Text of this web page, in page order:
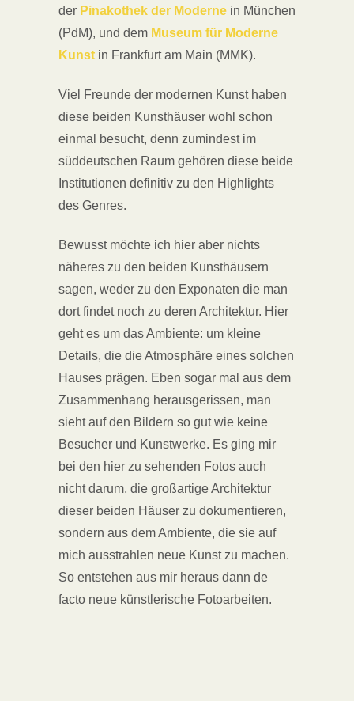
der Pinakothek der Moderne in München
(PdM), und dem Museum für Moderne
Kunst in Frankfurt am Main (MMK).
Viel Freunde der modernen Kunst haben
diese beiden Kunsthäuser wohl schon
einmal besucht, denn zumindest im
süddeutschen Raum gehören diese beide
Institutionen definitiv zu den Highlights
des Genres.
Bewusst möchte ich hier aber nichts
näheres zu den beiden Kunsthäusern
sagen, weder zu den Exponaten die man
dort findet noch zu deren Architektur. Hier
geht es um das Ambiente: um kleine
Details, die die Atmosphäre eines solchen
Hauses prägen. Eben sogar mal aus dem
Zusammenhang herausgerissen, man
sieht auf den Bildern so gut wie keine
Besucher und Kunstwerke. Es ging mir
bei den hier zu sehenden Fotos auch
nicht darum, die großartige Architektur
dieser beiden Häuser zu dokumentieren,
sondern aus dem Ambiente, die sie auf
mich ausstrahlen neue Kunst zu machen.
So entstehen aus mir heraus dann de
facto neue künstlerische Fotoarbeiten.